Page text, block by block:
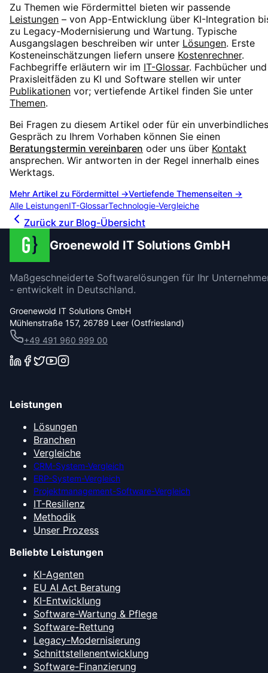
Zu Themen wie Fördermittel bieten wir passende
Leistungen – von App-Entwicklung über KI-Integration
zu Legacy-Modernisierung und Wartung. Typische
Ausgangslagen beschreiben wir unter Lösungen. Erste
Kosteneinschätzungen liefern unsere Kostenrechner.
Fachbegriffe erläutern wir im IT-Glossar. Fachbücher und
Praxisleitfäden zu KI und Software stellen wir unter
Publikationen vor; vertiefende Artikel finden Sie unter
Themen.
Bei Fragen zu diesem Artikel oder für ein unverbindliches
Gespräch zu Ihrem Vorhaben können Sie einen
Beratungstermin vereinbaren oder uns über Kontakt
ansprechen. Wir antworten in der Regel innerhalb eines
Werktags.
Mehr Artikel zu Fördermittel →Vertiefende Themenseiten →
Alle LeistungenIT-GlossarTechnologie-Vergleiche
Zurück zur Blog-Übersicht
Groenewold IT Solutions GmbH
Maßgeschneiderte Softwarelösungen für Ihr
- entwickelt in Deutschland.
Groenewold IT Solutions GmbH
Mühlenstraße 157, 26789 Leer (Ostfriesland)
+49 491 960 999 00
Leistungen
Lösungen
Branchen
Vergleiche
CRM-System-Vergleich
ERP-System-Vergleich
Projektmanagement-Software-Vergleich
IT-Resilienz
Methodik
Unser Prozess
Beliebte Leistungen
KI-Agenten
EU AI Act Beratung
KI-Entwicklung
Software-Wartung & Pflege
Software-Rettung
Legacy-Modernisierung
Schnittstellenentwicklung
Software-Finanzierung